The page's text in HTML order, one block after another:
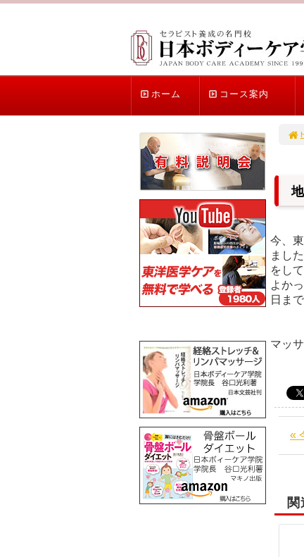
ホーム コース案内
今、
まし
をし
よか
日ま
マッ
«
関